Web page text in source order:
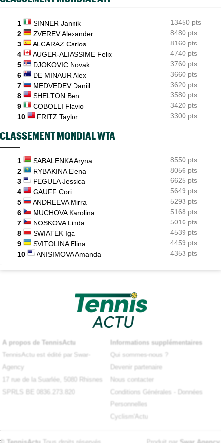
16:22
ATP - Montréal
Daniil Medvedev après son échec : "Un véritable désastre"
1 SINNER Jannik
13450 pts
2
ZVEREV Alexander
8480 pts
3
ALCARAZ Carlos
8160 pts
4
AUGER-ALIASSIME Felix
4740 pts
5
DJOKOVIC Novak
3760 pts
6
DE MINAUR Alex
3660 pts
7
MEDVEDEV Daniil
3620 pts
8
SHELTON Ben
3580 pts
9
COBOLLI Flavio
3420 pts
10
FRITZ Taylor 3300 pts
CLASSEMENT MONDIAL WTA
1 SABALENKA Aryna
8550 pts
2
RYBAKINA Elena
8056 pts
3
PEGULA Jessica
6625 pts
4
GAUFF Cori
5649 pts
5
ANDREEVA Mirra
5293 pts
6
MUCHOVA Karolina
5168 pts
7
NOSKOVA Linda
5016 pts
8
SWIATEK Iga
4539 pts
9
SVITOLINA Elina
4459 pts
10
ANISIMOVA Amanda 4353 pts
-
A propos de TennisActu
TennisActu est édité par Swar-
Agency
17 rue de la Suarlée, 5080 Rhisnes
SPRLS BE 0836.273.820
Informations supplémentaires
Qui sommes-nous ?
Devenir partenaire
Nous contacter
Conditions Générales
Données
Personnelles
Cyclism'Actu